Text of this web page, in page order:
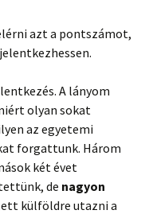
azt a pontszámot,
A lányom
olyan sokat
az egyetemi
forgattunk. Három
két évet
de nagyon
külföldre utazni a